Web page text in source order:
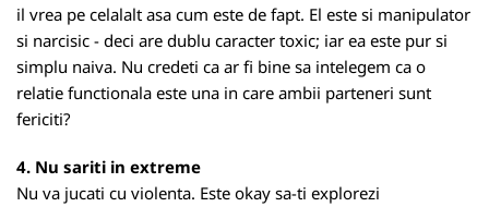
il vrea pe celalalt asa cum este de fapt. El este si manipulator
si narcisic - deci are dublu caracter toxic; iar ea este pur si
simplu naiva. Nu credeti ca ar fi bine sa intelegem ca o
relatie functionala este una in care ambii parteneri sunt
fericiti?
4. Nu sariti in extreme
Nu va jucati cu violenta. Este okay sa-ti explorezi